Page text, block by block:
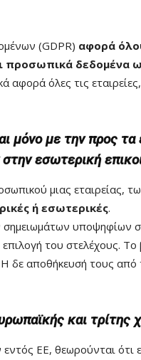
(GDPR) αφορά
προσωπικά δεδομένα
αφορά όλες τις
μόνο με την προς
εσωτερική
μιας εταιρείας,
ή εσωτερικές.
σημειωμάτων υποψηφίων
του στελέχους. Το
δε αποθήκευσή τους από
και τρίτης
ΕΕ, θεωρούνται ότι